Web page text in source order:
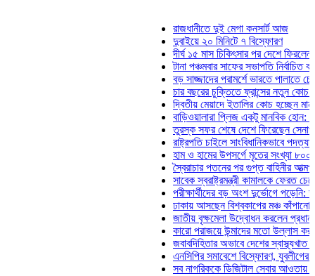
রাজধানীতে দুই মেগা কনসার্ট আজ
দুবাইয়ে ২০ মিনিটে ৭ বিস্ফোরণ
দীর্ঘ ১৫ মাস চিকিৎসার পর দেশে ফিরলেন ইলিয়াস
টানা পঞ্চমবার সাফের সভাপতি নির্বাচিত কাজী
বড় সাজ্জাদের পরামর্শে ভারতে পালাতে
চার বছরের চুক্তিতে ফ্রান্সের নতুন কোচ জিদান
দ্বিতীয় মেয়াদে ইতালির কোচ হচ্ছেন মানচিনি
বাড়িওয়ালারা প্লিজ একটু মানবিক হোন: মনিরা মিঠু
তুরস্ক সফর শেষে দেশে ফিরেছেন সেনাপ্রধান
রাষ্ট্রপতি চাইলে সাংবিধানিকভাবে পদত্যাগ করতে
হাম ও হামের উপসর্গে মৃতের সংখ্যা ৮০০ ছাড়াল
স্বৈরাচার পতনের পর গুপ্ত বাহিনীর আত্মপ্রকাশ:
সাবেক স্বরাষ্ট্রমন্ত্রী কামালকে ফেরত চেয়ে
পরীক্ষার্থীদের বড় অংশ দুর্ভোগে পড়েনি: ড.
ঢাকায় আসছেন বিশ্বকাপের মঞ্চ কাঁপানো সেই
জাতীয় বৃক্ষমেলা উদ্বোধন করলেন প্রধানমন্ত্রী
কারো পরাজয়ে উন্মাদের মতো উল্লাস করতে হয়
জবাবদিহিতার অভাবে দেশের স্বাস্থ্যখাত নানা
এনসিপির সমাবেশে বিস্ফোরণ, যুবলীগের দুই
সব নাগরিককে ডিজিটাল সেবার আওতায় আনতে